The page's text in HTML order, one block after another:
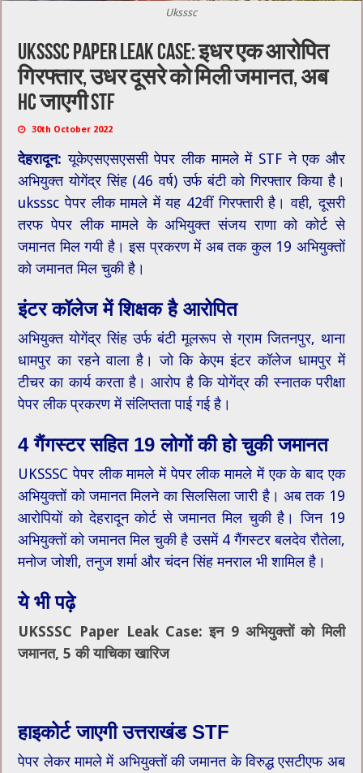
Uksssc
Uksssc paper leak case: इधर एक आरोपित
गिरफ्तार, उधर दूसरे को मिली जमानत, अब
HC जाएगी STF
30th October 2022
देहरादून: यूकेएसएसएससी पेपर लीक मामले में STF ने एक और
अभियुक्त योगेंद्र सिंह (46 वर्ष) उर्फ बंटी को गिरफ्तार किया है।
uksssc पेपर लीक मामले में यह 42वीं गिरफ्तारी है। वही, दूसरी
तरफ पेपर लीक मामले के अभियुक्त संजय राणा को कोर्ट से
जमानत मिल गयी है। इस प्रकरण में अब तक कुल 19 अभियुक्तों
को जमानत मिल चुकी है।
इंटर कॉलेज में शिक्षक है आरोपित
अभियुक्त योगेंद्र सिंह उर्फ बंटी मूलरूप से ग्राम जितनपुर, थाना
धामपुर का रहने वाला है। जो कि केएम इंटर कॉलेज धामपुर में
टीचर का कार्य करता है। आरोप है कि योगेंद्र की स्नातक परीक्षा
पेपर लीक प्रकरण में संलिप्तता पाई गई है।
4 गैंगस्टर सहित 19 लोगों की हो चुकी जमानत
UKSSSC पेपर लीक मामले में पेपर लीक मामले में एक के बाद एक
अभियुक्तों को जमानत मिलने का सिलसिला जारी है। अब तक 19
आरोपियों को देहरादून कोर्ट से जमानत मिल चुकी है। जिन 19
अभियुक्तों को जमानत मिल चुकी है उसमें 4 गैंगस्टर बलदेव रौतेला,
मनोज जोशी, तनुज शर्मा और चंदन सिंह मनराल भी शामिल है।
ये भी पढ़े
UKSSSC Paper Leak Case: इन 9 अभियुक्तों को मिली
जमानत, 5 की याचिका खारिज
हाइकोर्ट जाएगी उत्तराखंड STF
पेपर लेकर मामले में अभियुक्तों की जमानत के विरुद्ध एसटीएफ अब